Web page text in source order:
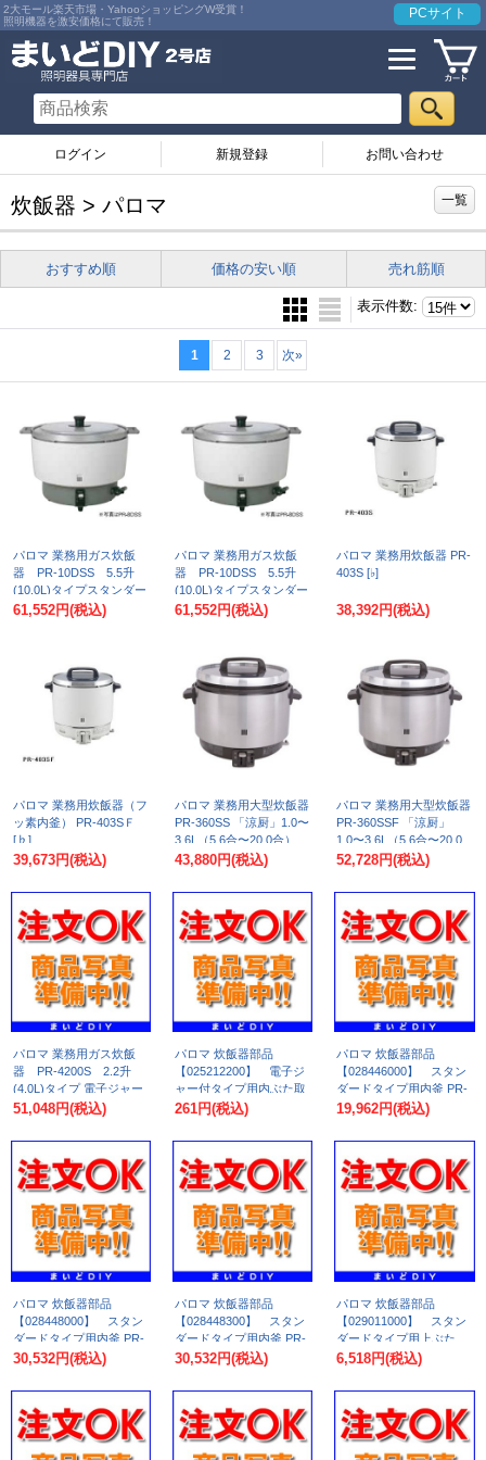
2大モール楽天市場・YahooショッピングW受賞！
照明機器を激安価格にて販売！
PCサイト
ログイン お問い合わせ
炊飯器 > パロマ 一覧
おすすめ順 価格の安い順 売れ筋順
表示件数:
1 2 3 次»
パロマ 業務用ガス炊飯
器 PR-10DSS 5.5升
(10.0L)タイプスタンダー
ドタイプ 固定取っ手付
61,552円(税込)
パロマ 業務用ガス炊飯
器 PR-10DSS 5.5升
(10.0L)タイプスタンダー
ドタイプ 固定取っ手付
61,552円(税込)
パロマ 業務用炊飯器 PR-
403S [♭]
38,392円(税込)
パロマ 業務用炊飯器（フ
ッ素内釜） PR-403SＦ
[♭]
39,673円(税込)
パロマ 業務用大型炊飯器
PR-360SS 「涼厨」1.0〜
3.6L（5.6合〜20.0合）
[♭]
43,880円(税込)
パロマ 業務用大型炊飯器
PR-360SSF 「涼厨」
1.0〜3.6L（5.6合〜20.0
合） フッ素内釜 [♭]
52,728円(税込)
パロマ 業務用ガス炊飯
器 PR-4200S 2.2升
(4.0L)タイプ 電子ジャー
付タイプ AC100V [♭]
51,048円(税込)
パロマ 炊飯器部品
【025212200】 電子ジ
ャー付タイプ用内ぶた取
付パッキン PR-3200S等
261円(税込)
パロマ 炊飯器部品
【028446000】 スタン
ダードタイプ用内釜 PR-
6DSS用
19,962円(税込)
パロマ 炊飯器部品
【028448000】 スタン
ダードタイプ用内釜 PR-
10DSS用
30,532円(税込)
パロマ 炊飯器部品
【028448300】 スタン
ダードタイプ用内釜 PR-
101DSS用
30,532円(税込)
パロマ 炊飯器部品
【029011000】 スタン
ダードタイプ用上ぶた
PR-303S等用
6,518円(税込)